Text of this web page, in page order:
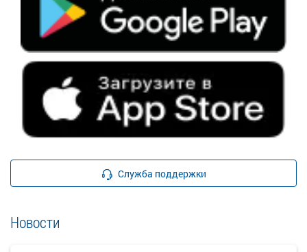
Служба поддержки
Новости